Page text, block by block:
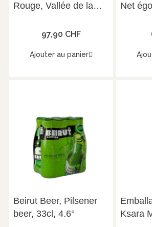
Rouge, Vallée de la
97,90 CHF
Ajouter au panier
Net
Beirut Beer, Pilsener
beer, 33cl, 4.6°
Ksara